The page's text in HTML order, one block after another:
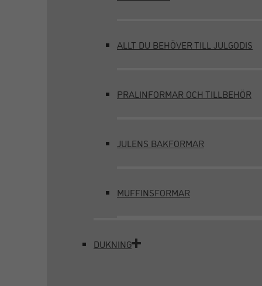
ALLT DU BEHÖVER TILL JULGODIS
PRALINFORMAR OCH TILLBEHÖR
JULENS BAKFORMAR
MUFFINSFORMAR
DUKNING